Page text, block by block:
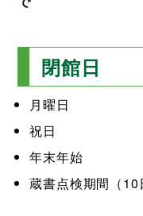
閉館日
月曜日
祝日
年末年始
蔵書点検期間（10